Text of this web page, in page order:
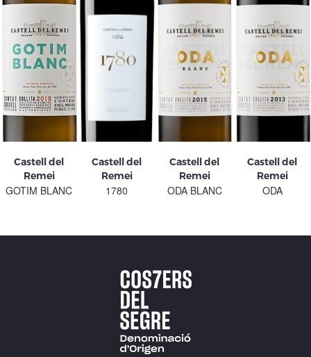
Castell del
Remei
GOTIM BLANC
Castell del
Remei
1780
Castell del
Remei
ODA BLANC
Castell del
Remei
ODA